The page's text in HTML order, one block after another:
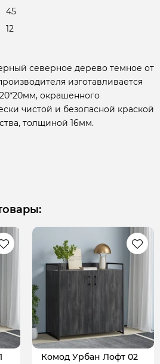
45
12
северное дерево темное от
изготавливается
окрашенного
чистой и безопасной краской
толщиной 16мм.
Комод Урбан Лофт 02